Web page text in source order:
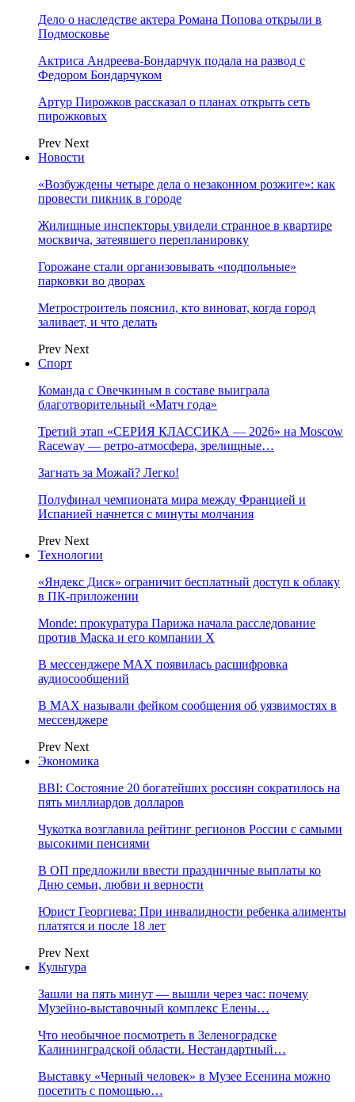
Дело о наследстве актера Романа Попова открыли в
Подмосковье
Актриса Андреева-Бондарчук подала на развод с
Федором Бондарчуком
Артур Пирожков рассказал о планах открыть сеть
пирожковых
Prev Next
Новости
«Возбуждены четыре дела о незаконном розжиге»: как
провести пикник в городе
Жилищные инспекторы увидели странное в квартире
москвича, затеявшего перепланировку
Горожане стали организовывать «подпольные»
парковки во дворах
Метростроитель пояснил, кто виноват, когда город
заливает, и что делать
Prev Next
Спорт
Команда с Овечкиным в составе выиграла
благотворительный «Матч года»
Третий этап «СЕРИЯ КЛАССИКА — 2026» на Moscow
Raceway — ретро‑атмосфера, зрелищные…
Загнать за Можай? Легко!
Полуфинал чемпионата мира между Францией и
Испанией начнется с минуты молчания
Prev Next
Технологии
«Яндекс Диск» ограничит бесплатный доступ к облаку
в ПК-приложении
Monde: прокуратура Парижа начала расследование
против Маска и его компании X
В мессенджере MAX появилась расшифровка
аудиосообщений
В МAX называли фейком сообщения об уязвимостях в
мессенджере
Prev Next
Экономика
BBI: Состояние 20 богатейших россиян сократилось на
пять миллиардов долларов
Чукотка возглавила рейтинг регионов России с самыми
высокими пенсиями
В ОП предложили ввести праздничные выплаты ко
Дню семьи, любви и верности
Юрист Георгиева: При инвалидности ребенка алименты
платятся и после 18 лет
Prev Next
Культура
Зашли на пять минут — вышли через час: почему
Музейно-выставочный комплекс Елены…
Что необычное посмотреть в Зеленоградске
Калининградской области. Нестандартный…
Выставку «Черный человек» в Музее Есенина можно
посетить с помощью…